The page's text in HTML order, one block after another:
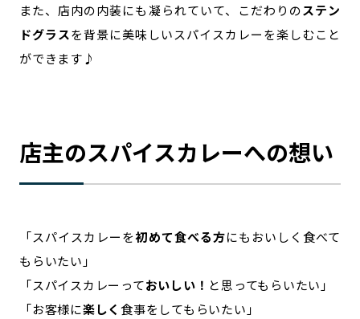
また、店内の内装にも凝られていて、こだわりのステン
ドグラスを背景に美味しいスパイスカレーを楽しむこと
ができます♪
店主のスパイスカレーへの想い
「スパイスカレーを初めて食べる方にもおいしく食べて
もらいたい」
「スパイスカレーっておいしい！ と思ってもらいたい」
「お客様に楽しく 食事をしてもらいたい」